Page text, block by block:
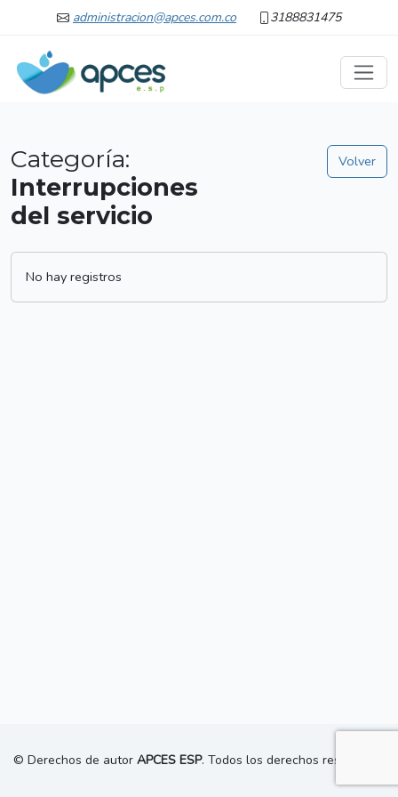
administracion@apces.com.co 3188831475
Categoría:
Interrupciones
del servicio
Volver
No hay registros
© Derechos de autor APCES ESP. Todos los derechos reservados